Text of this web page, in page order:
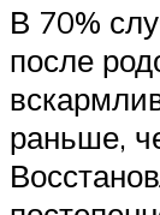
В 70%
после
раньше,